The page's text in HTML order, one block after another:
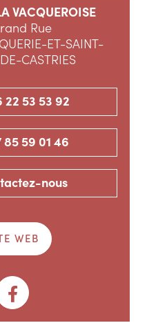
VACQUEROISE
Rue
ET-SAINT-
CASTRIES
22 53 53 92
85 59 01 46
nous
WEB